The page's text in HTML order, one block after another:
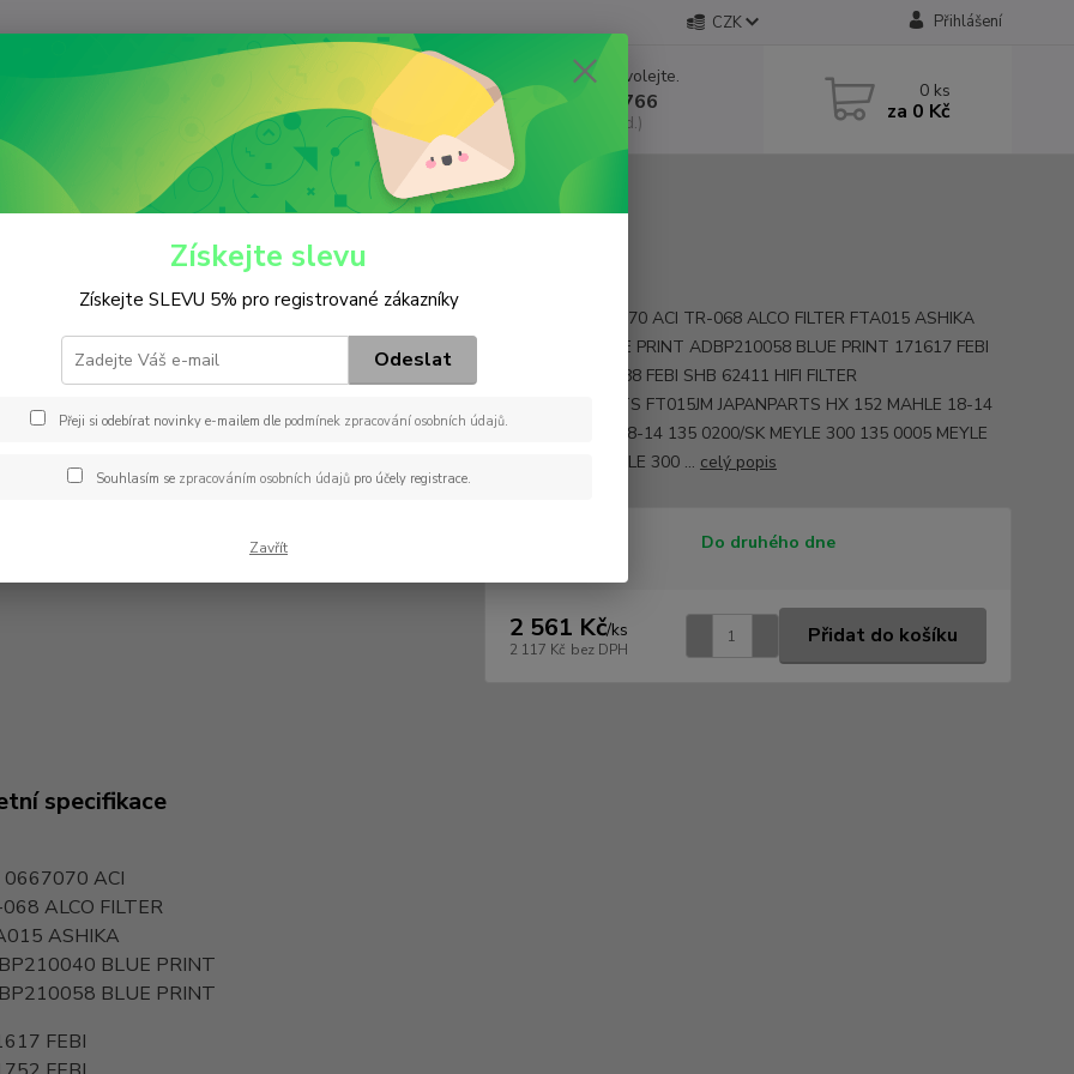
CZK Přihlášení
Nevíte si rady? Zavolejte.
+420 602 552 766
(Po-Pá, 6:30-15 hod.)
0 ks
za 0 Kč
Hydraulický H 50 002
Záměny ACI 0667070 ACI TR-068 ALCO FILTER FTA015 ASHIKA
ADBP210040 BLUE PRINT ADBP210058 BLUE PRINT 171617 FEBI
171752 FEBI 172288 FEBI SHB 62411 HIFI FILTER
FT015 JAPANPARTS FT015JM JAPANPARTS HX 152 MAHLE 18-14
135 0200 MEYLE 18-14 135 0200/SK MEYLE 300 135 0005 MEYLE
300 135 1005 MEYLE 300 ... celý popis
Do druhého dne
2 561 Kč/ks
2 117 Kč bez DPH
Přidat do košíku
specifikace
0667070 ACI
ALCO FILTER
ASHIKA
BLUE PRINT
BLUE PRINT
FEBI
Získejte slevu
Získejte SLEVU 5% pro registrované zákazníky
Odeslat
Přeji si odebírat novinky e-mailem dle podmínek zpracování osobních údajů.
Souhlasím se zpracováním osobních údajůpro účely registrace.
Zavřít